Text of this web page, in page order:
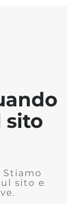
sito
Stiamo
sito e